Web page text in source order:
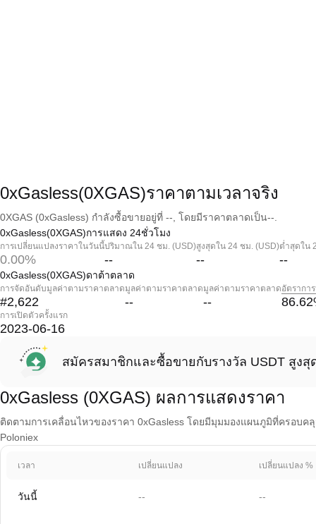
0xGasless(0XGAS)ราคาตามเวลาจริง
0XGAS (0xGasless) กำลังซื้อขายอยู่ที่ --, โดยมีราคาตลาดเป็น--.
0xGasless(0XGAS)การแสดง 24ชั่วโมง
การเปลี่ยนแปลงราคาในวันนี้
0.00%
ปริมาณใน 24 ชม. (USD)
--
สูงสุดใน 24 ชม. (USD)
--
ต่ำสุดใน
--
0xGasless(0XGAS)ดาต้าตลาด
การจัดอันดับมูลค่าตามราคาตลาด
#2,622
มูลค่าตามราคาตลาด
--
มูลค่าตามราคาตลาด
--
อัตรากา
86.62
การเปิดตัวครั้งแรก
2023-06-16
สมัครสมาชิกและซื้อขายกับรางวัล USDT สูงสุ
0xGasless (0XGAS) ผลการแสดงราคา
ติดตามการเคลื่อนไหวของราคา 0xGasless โดยมีมุมมองแผนภูมิที่ครอบ
Poloniex
เวลา เปลี่ยนแปลง เปลี่ยนแปลง %
วันนี้ -- --